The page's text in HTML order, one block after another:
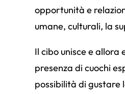
opportunità e
umane, culturali, la
Il cibo unisce e allora
presenza di cuochi
possibilità di gustare